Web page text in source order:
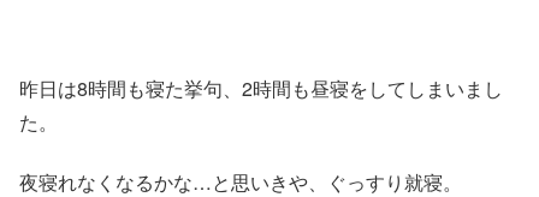
昨日は8時間も寝た挙句、2時間も昼寝をしてしまいまし
た。
夜寝れなくなるかな…と思いきや、ぐっすり就寝。